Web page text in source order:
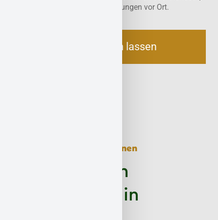
– abgestimmt auf Ihre Anforderungen vor Ort.
Jetzt beraten lassen
Dämmstoffe sicher entfernen
Sanierung von
Mineralwolle in